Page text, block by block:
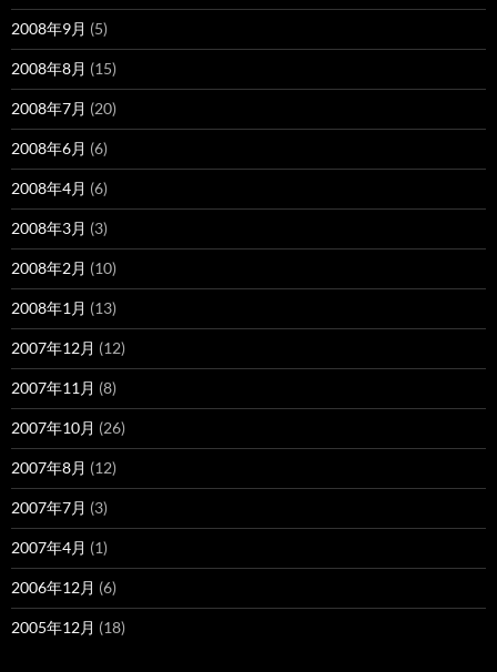
2008年9月 (5)
2008年8月 (15)
2008年7月 (20)
2008年6月 (6)
2008年4月 (6)
2008年3月 (3)
2008年2月 (10)
2008年1月 (13)
2007年12月 (12)
2007年11月 (8)
2007年10月 (26)
2007年8月 (12)
2007年7月 (3)
2007年4月 (1)
2006年12月 (6)
2005年12月 (18)